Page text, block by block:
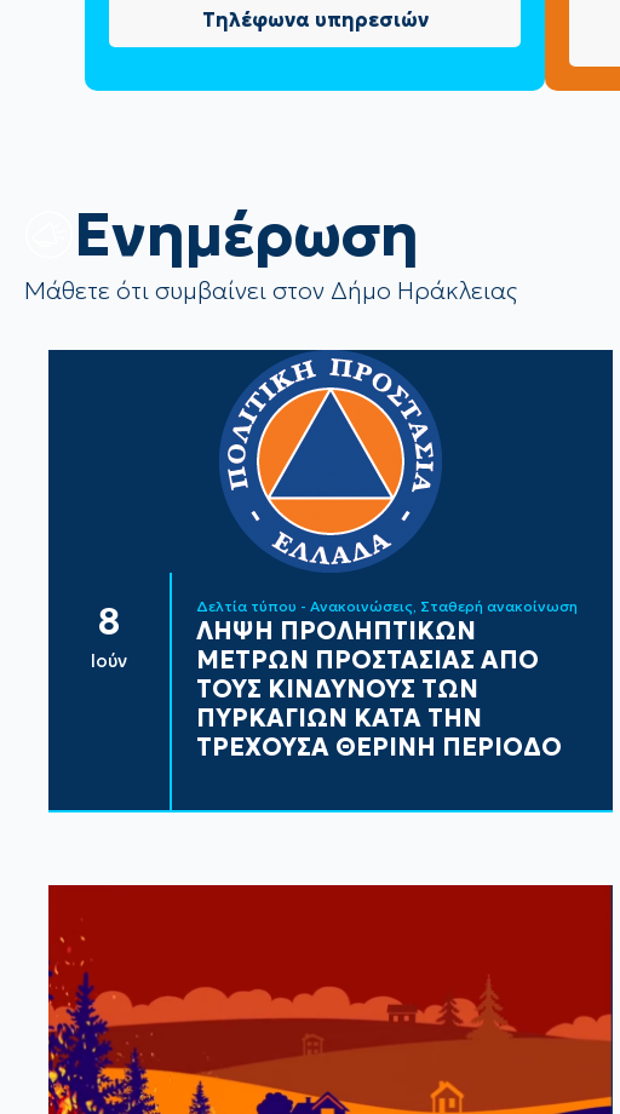
Τηλέφωνα υπηρεσιών
Eνημέρωση
Μάθετε ότι συμβαίνει στον Δήμο Ηράκλειας
8
Ιούν
Δελτία τύπου - Ανακοινώσεις Σταθερή ανακοίνωση
ΛΗΨΗ ΠΡΟΛΗΠΤΙΚΩΝ
ΜΕΤΡΩΝ ΠΡΟΣΤΑΣΙΑΣ ΑΠΟ
ΤΟΥΣ ΚΙΝΔΥΝΟΥΣ ΤΩΝ
ΠΥΡΚΑΓΙΩΝ ΚΑΤΑ ΤΗΝ
ΤΡΕΧΟΥΣΑ ΘΕΡΙΝΗ ΠΕΡΙΟΔΟ